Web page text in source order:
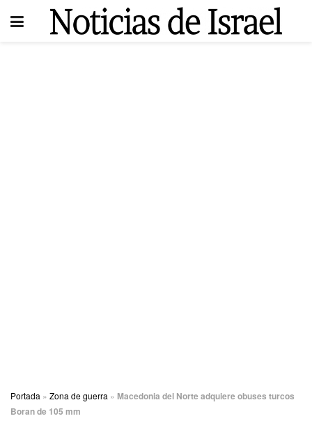
Portada » Zona de guerra » Macedonia del Norte adquiere obuses turcos
Boran de 105 mm